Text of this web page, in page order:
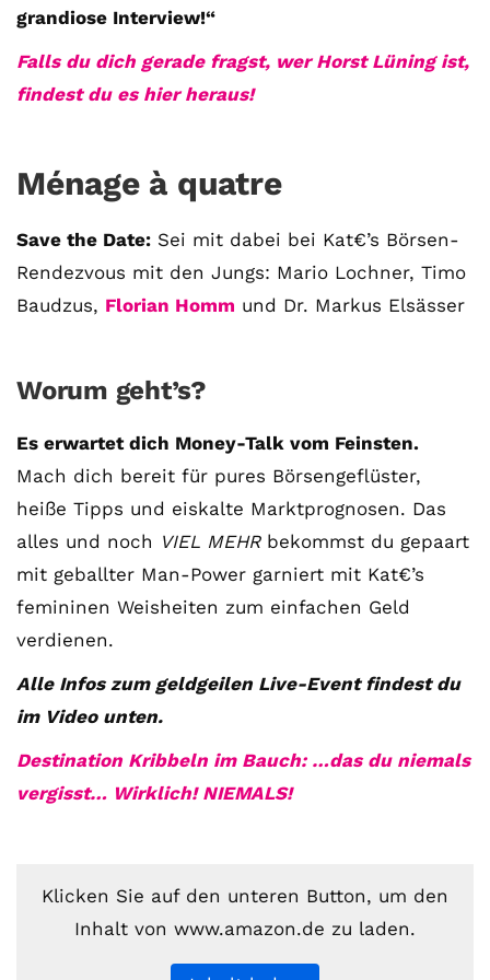
grandiose Interview!“
Falls du dich gerade fragst, wer Horst Lüning ist,
findest du es hier heraus!
Ménage à quatre
Save the Date: Sei mit dabei bei Kat€’s Börsen-
Rendezvous mit den Jungs: Mario Lochner, Timo
Baudzus, Florian Homm und Dr. Markus Elsässer
Worum geht’s?
Es erwartet dich Money-Talk vom Feinsten.
Mach dich bereit für pures Börsengeflüster,
heiße Tipps und eiskalte Marktprognosen. Das
alles und noch VIEL MEHRbekommst du gepaart
mit geballter Man-Power garniert mit Kat€’s
femininen Weisheiten zum einfachen Geld
verdienen.
Alle Infos zum geldgeilen Live-Event findest du
im Video unten.
Destination Kribbeln im Bauch: …das du niemals
vergisst… Wirklich! NIEMALS!
Klicken Sie auf den unteren Button, um den
Inhalt von www.amazon.de zu laden.
stellen ganz persönliche Fragen. Vielleicht
hast du auch spezielle Fragen im Kopf?
Aber du hast dich bis jetzt nicht getraut sie
zu stellen? Kein Problem!...